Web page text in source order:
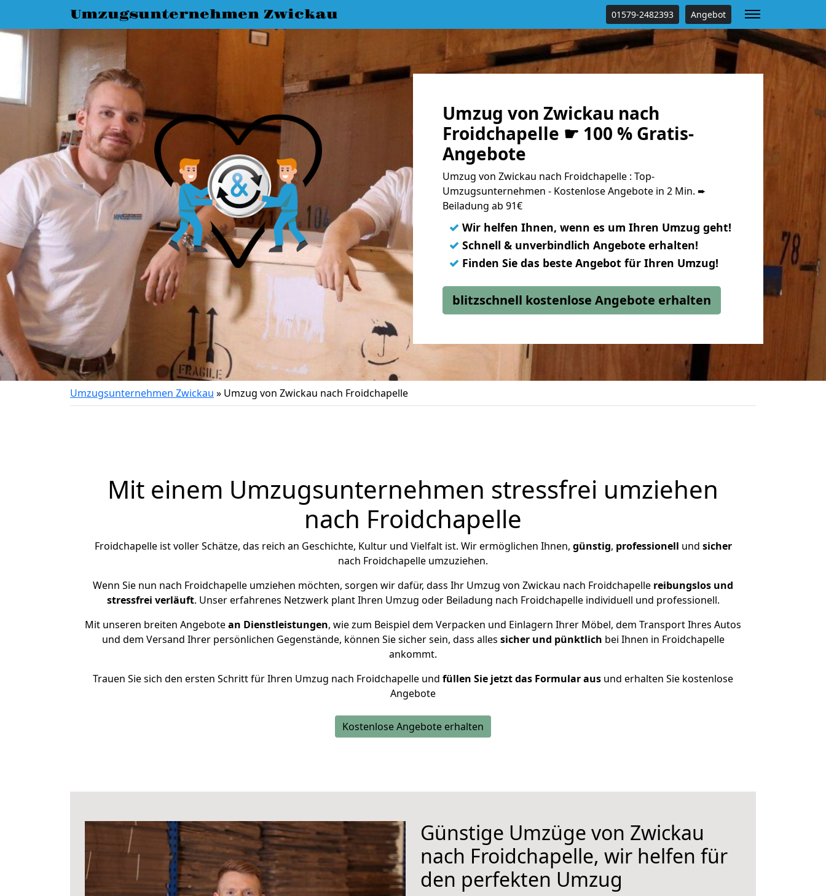
Umzugsunternehmen Zwickau 01579-2482393 Angebot
Umzug von Zwickau nach
Froidchapelle ☛ 100 % Gratis-
Angebote
Umzug von Zwickau nach Froidchapelle : Top-
Umzugsunternehmen - Kostenlose Angebote in 2 Min. ➨
Beiladung ab 91€
✓ Wir helfen Ihnen, wenn es um Ihren Umzug geht!
✓ Schnell & unverbindlich Angebote erhalten!
✓ Finden Sie das beste Angebot für Ihren Umzug!
blitzschnell kostenlose Angebote erhalten
Umzugsunternehmen Zwickau » Umzug von Zwickau nach Froidchapelle
Mit einem Umzugsunternehmen stressfrei umziehen
nach Froidchapelle
Froidchapelle ist voller Schätze, das reich an Geschichte, Kultur und Vielfalt ist. Wir ermöglichen Ihnen, günstig, professionell und sicher
nach Froidchapelle umzuziehen.
Wenn Sie nun nach Froidchapelle umziehen möchten, sorgen wir dafür, dass Ihr Umzug von Zwickau nach Froidchapelle reibungslos und
stressfrei verläuft. Unser erfahrenes Netzwerk plant Ihren Umzug oder Beiladung nach Froidchapelle individuell und professionell.
Mit unseren breiten Angebotean Dienstleistungen, wie zum Beispiel dem Verpacken und Einlagern Ihrer Möbel, dem Transport Ihres Autos
und dem Versand Ihrer persönlichen Gegenstände, können Sie sicher sein, dass alles sicher und pünktlich bei Ihnen in Froidchapelle
ankommt.
Trauen Sie sich den ersten Schritt für Ihren Umzug nach Froidchapelle und füllen Sie jetzt das Formular aus und erhalten Sie kostenlose
Angebote
Kostenlose Angebote erhalten
Günstige Umzüge von Zwickau
nach Froidchapelle, wir helfen für
den perfekten Umzug